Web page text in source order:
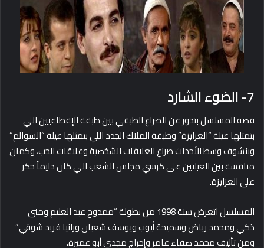
7- الضوء الشارد
قصة المسلسل بتدور عن الصراع الطبقي بين طبقة الإقطاعيين اللي
بتمثلها عيلة “العزايزة” وطبقة الملاك الجدد اللي بتمثلها عيلة “السوالم”
وبنشوف وسط الأحداث صراع العلاقات الشخصية وعلاقات الحب، وكمان
منافسة بين العيلتين على كرسي مجلس الشعب اللي كان دايماً حكر
على العزايزة.
المسلسل اتعرض سنة 1998 من بطولة “ممدوح عبد العليم ومنى
ذكي ومحمد رياض وسميحة أيوب ويوسف شعبان ورانيا فريد شوقي”
ومن تأليف محمد صفاء عامر وإخراج مجدي أبو عميرة.